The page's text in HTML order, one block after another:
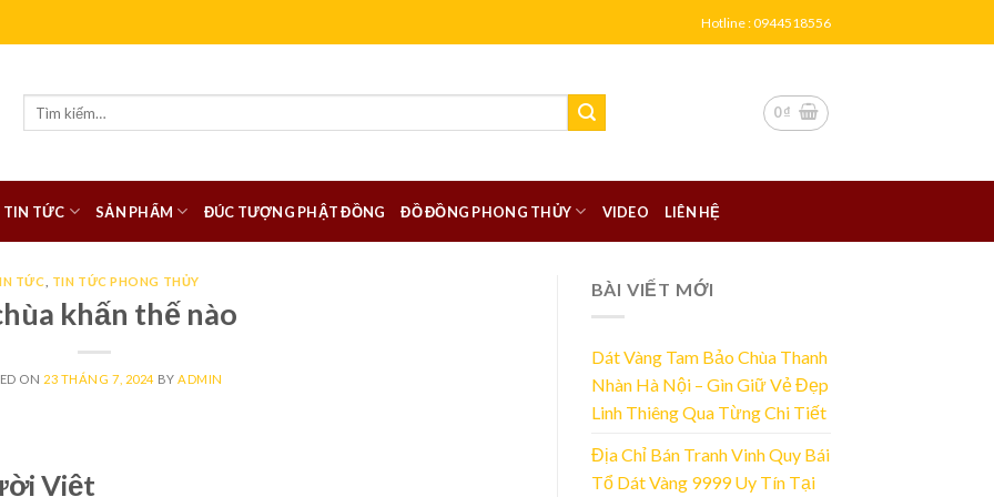
Hotline : 0944518556
0₫
TIN TỨC SẢN PHẨM ĐÚC TƯỢNG PHẬT ĐỒNG ĐỒ ĐỒNG PHONG THỦY VIDEO LIÊN HỆ
TỨC TIN TỨC PHONG THỦY
khấn thế nào
ON 23 THÁNG 7, 2024 BY ADMIN
Việt
BÀI VIẾT MỚI
Dát Vàng Tam Bảo Chùa Thanh
Nhàn Hà Nội – Gìn Giữ Vẻ Đẹp
Linh Thiêng Qua Từng Chi Tiết
Địa Chỉ Bán Tranh Vinh Quy Bái
Tổ Dát Vàng 9999 Uy Tín Tại